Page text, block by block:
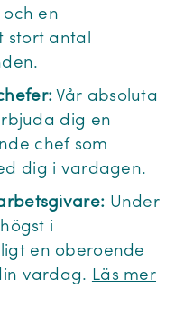
en
stort antal
Vår absoluta
dig en
chef som
dig i vardagen.
Under
i
en oberoende
vardag. Läs mer